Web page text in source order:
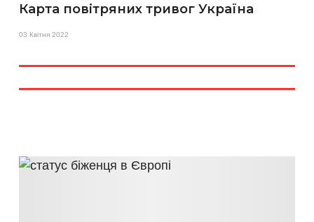
Карта повітряних тривог Україна
03 Квітня 2022